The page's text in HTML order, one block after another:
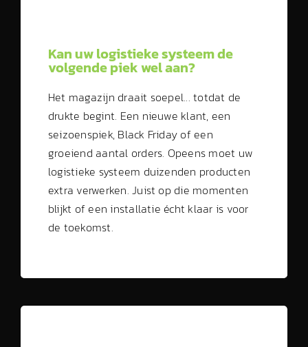
Kan uw logistieke systeem de
volgende piek wel aan?
Het magazijn draait soepel... totdat de
drukte begint. Een nieuwe klant, een
seizoenspiek, Black Friday of een
groeiend aantal orders. Opeens moet uw
logistieke systeem duizenden producten
extra verwerken. Juist op die momenten
blijkt of een installatie écht klaar is voor
de toekomst.